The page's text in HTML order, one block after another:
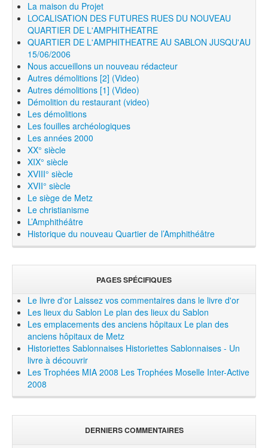
La maison du Projet
LOCALISATION DES FUTURES RUES DU NOUVEAU
QUARTIER DE L'AMPHITHEATRE
QUARTIER DE L'AMPHITHEATRE AU SABLON JUSQU'AU
15/06/2006
Nous accueillons un nouveau rédacteur
Autres démolitions [2] (Video)
Autres démolitions [1] (Video)
Démolition du restaurant (video)
Les démolitions
Les fouilles archéologiques
Les années 2000
XX° siècle
XIX° siècle
XVIII° siècle
XVII° siècle
Le siège de Metz
Le christianisme
L’Amphithéâtre
Historique du nouveau Quartier de l’Amphithéâtre
PAGES SPÉCIFIQUES
Le livre d'or Laissez vos commentaires dans le livre d'or
Les lieux du Sablon Le plan des lieux du Sablon
Les emplacements des anciens hôpitaux Le plan des
anciens hôpitaux de Metz
Historiettes Sablonnaises Historiettes Sablonnaises - Un
livre à découvrir
Les Trophées MIA 2008 Les Trophées Moselle Inter-Active
2008
DERNIERS COMMENTAIRES